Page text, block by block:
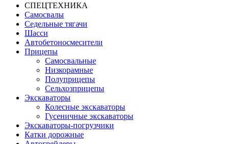
СПЕЦТЕХНИКА
Самосвалы
Седельные тягачи
Шасси
Автобетоно­смесители
Прицепы
Самосвальные
Низкорамные
Полуприцепы
Сельхозприцепы
Экскаваторы
Колесные экскаваторы
Гусеничные экскаваторы
Экскаваторы-погрузчики
Катки дорожные